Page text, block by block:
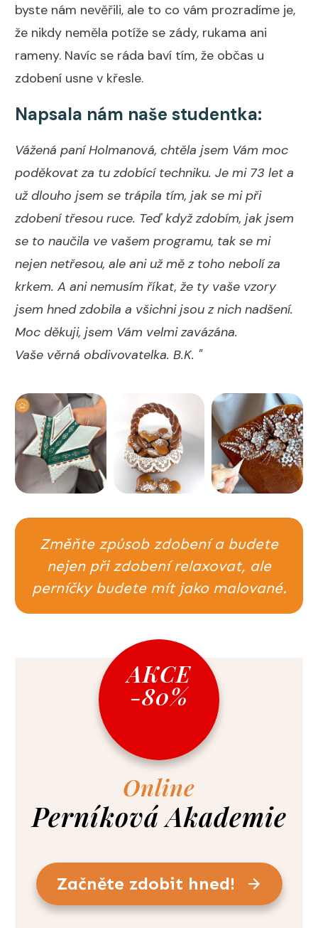
byste nám nevěřili, ale to co vám prozradíme je,
že nikdy neměla potíže se zády, rukama ani
rameny. Navíc se ráda baví tím, že občas u
zdobení usne v křesle.
Napsala nám naše studentka:
Vážená paní Holmanová, chtěla jsem Vám moc
poděkovat za tu zdobící techniku. Je mi 73 let a
už dlouho jsem se trápila tím, jak se mi při
zdobení třesou ruce. Teď když zdobím, jak jsem
se to naučila ve vašem programu, tak se mi
nejen netřesou, ale ani už mě z toho nebolí za
krkem. A ani nemusím říkat, že ty vaše vzory
jsem hned zdobila a všichni jsou z nich nadšení.
Moc děkuji, jsem Vám velmi zavázána.
Vaše věrná obdivovatelka. B.K. "
Změňte způsob zdobení a budete
nejen při zdobení relaxovat, ale
perníčky budete mít jako malované.
AKCE
-80%
Online
Perníková Akademie
Začněte zdobit hned!